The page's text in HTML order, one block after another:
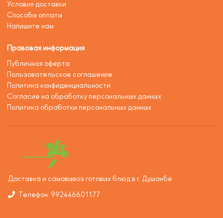
Условия доставки
Способы оплаты
Напишите нам
Правовая информация
Публичная оферта
Пользовательское соглашение
Политика конфиденциальности
Согласие на обработку персональных данных
Политика обработки персональных данных
Доставка и самовывоз готовых блюд в г. Душанбе
Телефон: 992446601177